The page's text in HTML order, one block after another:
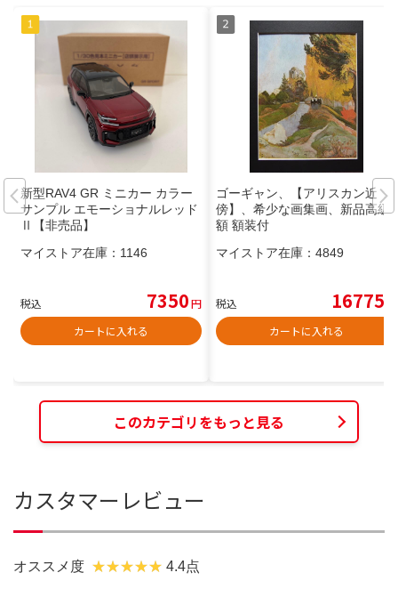
新型RAV4 GR ミニカー カラー
サンプル エモーショナルレッド
Ⅱ【非売品】
マイストア在庫： 1146
税込 7350円
カートに入れる
ゴーギャン、【アリスカン近
傍】、希少な画集画、新品高級
額 額装付
マイストア在庫： 4849
税込 16775
カートに入れる
このカテゴリをもっと見る
カスタマーレビュー
オススメ度 4.4点